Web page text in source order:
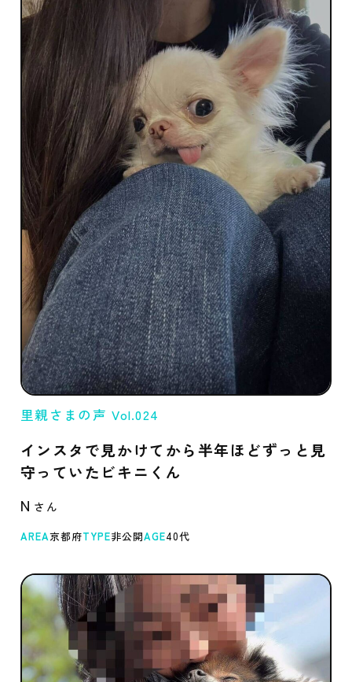
里親さまの声 Vol.024
インスタで見かけてから半年ほどずっと見
守っていたビキニくん
N
AREA京都府TYPE非公開AGE40代